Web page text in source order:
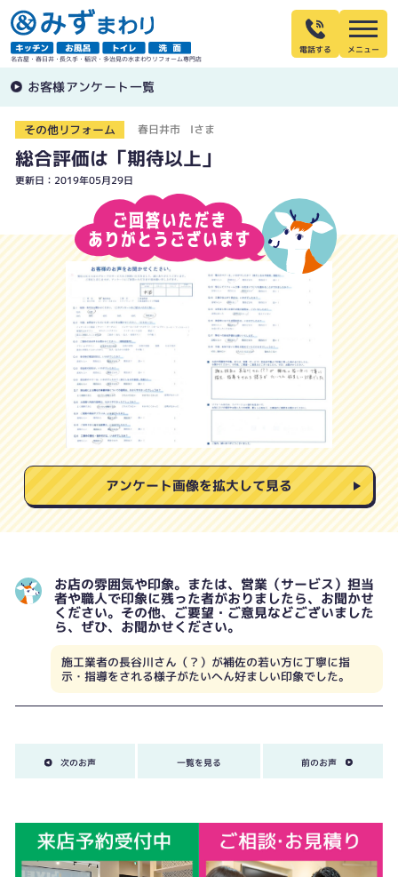
名古屋・春日井・長久手・稲沢・多治見の水まわりリフォーム専門店
電話する
お客様アンケート一覧
その他リフォーム 春日井市 Iさま
総合評価は「期待以上」
更新日：2019年05月29日
アンケート画像を拡大して見る
お店の雰囲気や印象。または、営業（サービス）担当
者や職人で印象に残った者がおりましたら、お聞かせ
ください。その他、ご要望・ご意見などございました
ら、ぜひ、お聞かせください。
施工業者の長谷川さん（？）が補佐の若い方に丁寧に指
示・指導をされる様子がたいへん好ましい印象でした。
次のお声 一覧を見る 前のお声